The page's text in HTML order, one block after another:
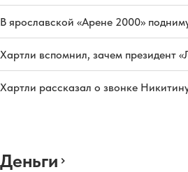
В ярославской «Арене 2000»
Хартли вспомнил, зачем президент
Хартли рассказал о звонке
Деньги